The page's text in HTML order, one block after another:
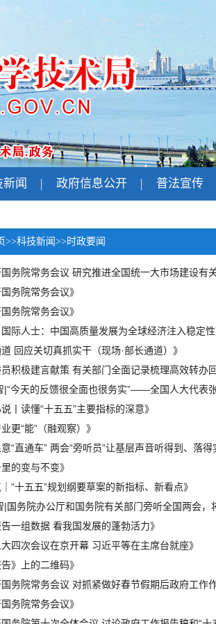
闻 | 政府信息公开 | 普法宣传
>>科技新闻 >> 时政要闻
国务院常务会议 研究推进全国统一大市场建设有
务院常务会议》
务院常务会议》
国际人士：中国高质量发展为全球经济注入稳定性
回应关切真抓实干（现场·部长通道）》
员积极建言献策 有关部门全面记录梳理高效转办回
|“今天的反馈很全面也很务实”——全国人大代表
丨读懂“十五五”主要指标的深意》
更“能”（融观察）》
“直通车” 两会“旁听员”让基层声音听得到、落得
的变与不变》
“十五五”规划纲要草案的新指标、新看点》
|国务院办公厅和国务院有关部门旁听全国两会，
告一组数据 看我国发展的蓬勃活力》
大四次会议在京开幕 习近平等在主席台就座》
》上的二维码》
国务院常务会议 对抓紧做好春节假期后政府工作
务院常务会议》